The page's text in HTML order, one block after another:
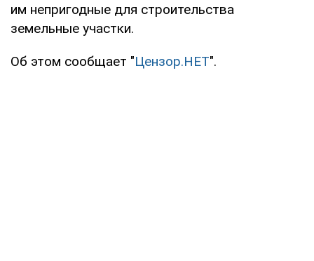
им непригодные для строительства
земельные участки.
Об этом сообщает "Цензор.НЕТ".